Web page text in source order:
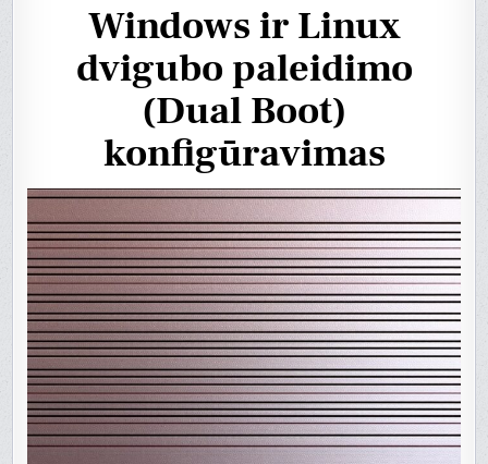
Windows ir Linux
dvigubo paleidimo
(Dual Boot)
konfigūravimas